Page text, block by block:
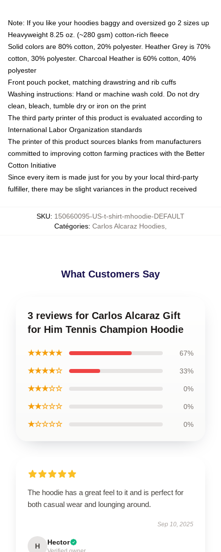
Note: If you like your hoodies baggy and oversized go 2 sizes up
Heavyweight 8.25 oz. (~280 gsm) cotton-rich fleece
Solid colors are 80% cotton, 20% polyester. Heather Grey is 70%
cotton, 30% polyester. Charcoal Heather is 60% cotton, 40%
polyester
Front pouch pocket, matching drawstring and rib cuffs
Washing instructions: Hand or machine wash cold. Do not dry
clean, bleach, tumble dry or iron on the print
The third party printer of this product is evaluated according to
International Labor Organization standards
The printer of this product sources blanks from manufacturers
committed to improving cotton farming practices with the Better
Cotton Initiative
Since every item is made just for you by your local third-party
fulfiller, there may be slight variances in the product received
SKU: 150660095-US-t-shirt-mhoodie-DEFAULT
Catégories: Carlos Alcaraz Hoodies
What Customers Say
3 reviews for Carlos Alcaraz Gift
for Him Tennis Champion Hoodie
★★★★★ 67%
★★★★☆ 33%
★★★☆☆ 0%
★★☆☆☆ 0%
★☆☆☆☆ 0%
The hoodie has a great feel to it and is perfect for
both casual wear and lounging around.
Sep 10, 2025
H Hector